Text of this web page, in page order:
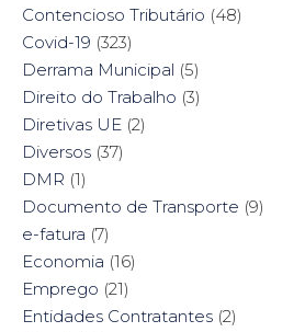
Contencioso Tributário (48)
Covid-19 (323)
Derrama Municipal (5)
Direito do Trabalho (3)
Diretivas UE (2)
Diversos (37)
DMR (1)
Documento de Transporte (9)
e-fatura (7)
Economia (16)
Emprego (21)
Entidades Contratantes (2)